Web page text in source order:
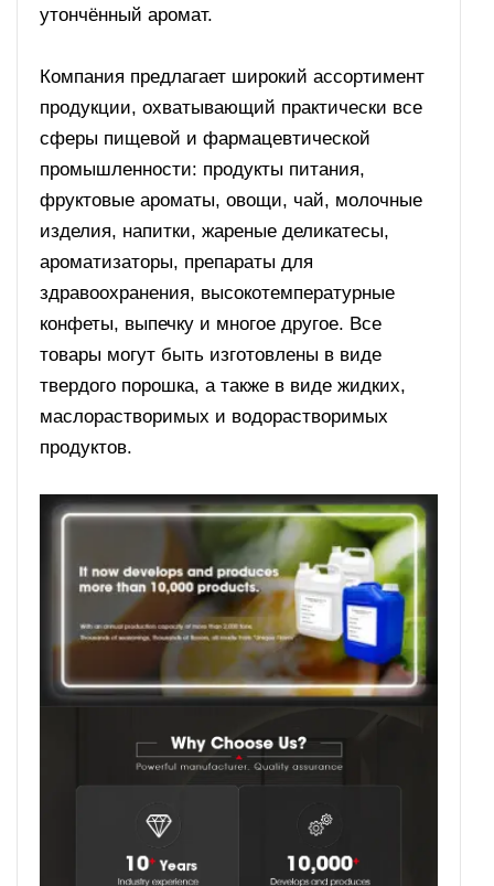
утончённый аромат.
Компания предлагает широкий ассортимент
продукции, охватывающий практически все
сферы пищевой и фармацевтической
промышленности: продукты питания,
фруктовые ароматы, овощи, чай, молочные
изделия, напитки, жареные деликатесы,
ароматизаторы, препараты для
здравоохранения, высокотемпературные
конфеты, выпечку и многое другое. Все
товары могут быть изготовлены в виде
твердого порошка, а также в виде жидких,
маслорастворимых и водорастворимых
продуктов.